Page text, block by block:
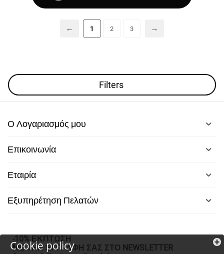
1 2 3
Filters
Ο Λογαριασμός μου
Επικοινωνία
Εταιρία
Εξυπηρέτηση Πελατών
-10% ΕΚΠΤΩΣΗ
ΜΕ ΤΗΝ ΕΓΓΡΑΦΗ ΣΑΣ ΣΤΟ NEWSLETTER
Cookie policy